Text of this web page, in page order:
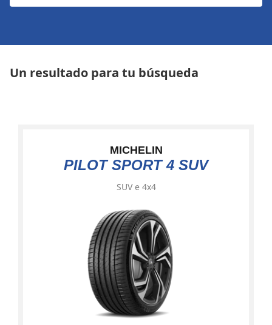
Un resultado para tu búsqueda
MICHELIN
PILOT SPORT 4 SUV
SUV e 4x4